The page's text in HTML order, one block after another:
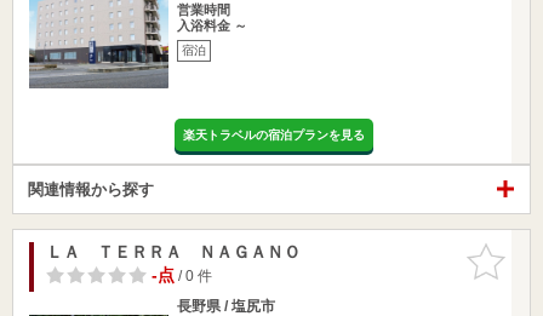
営業時間
入浴料金 ～
宿泊
楽天トラベルの宿泊プランを見る
関連情報から探す
お気に入
りに追加
ＬＡ ＴＥＲＲＡ ＮＡＧＡＮＯ
-点/ 0 件
長野県 / 塩尻市